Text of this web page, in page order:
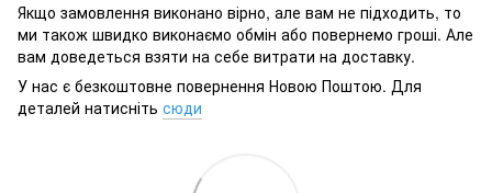
Якщо замовлення виконано вірно, але вам не підходить, то
ми також швидко виконаємо обмін або повернемо гроші. Але
вам доведеться взяти на себе витрати на доставку.
У нас є безкоштовне повернення Новою Поштою. Для
деталей натисніть сюди